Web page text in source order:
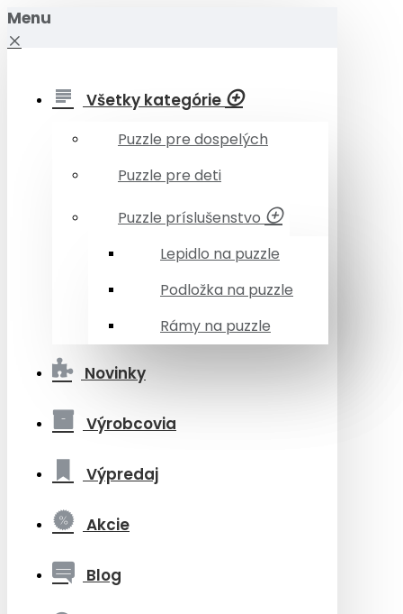
Menu
Všetky kategórie
Puzzle pre dospelých
Puzzle pre deti
Puzzle príslušenstvo
Lepidlo na puzzle
Podložka na puzzle
Rámy na puzzle
Novinky
Výrobcovia
Výpredaj
Akcie
Blog